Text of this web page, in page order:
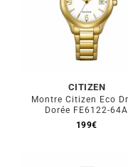
MARQUES
💎 SERVICE CLIENT
🇫🇷 | €
CITIZEN
Montre Citizen Eco
Dorée FE6122-64A
199€